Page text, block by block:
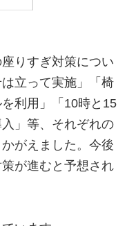
りすぎ対策につい
立って実施」「椅
利用」「10時と15
」等、それぞれの
がえました。今後
が進むと予想され